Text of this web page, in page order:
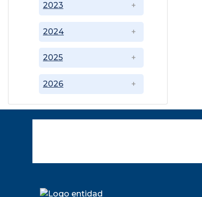
2023
2024
2025
2026